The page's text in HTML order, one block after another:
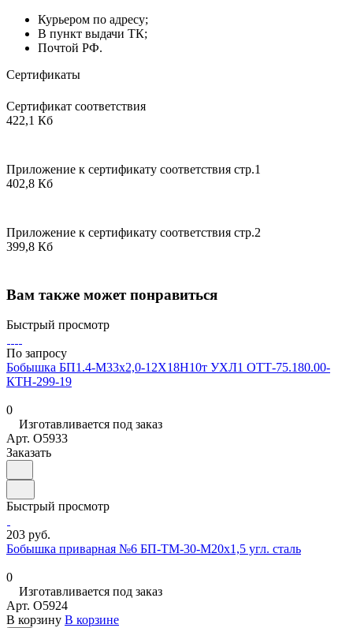
Курьером по адресу;
В пункт выдачи ТК;
Почтой РФ.
Сертификаты
Сертификат соответствия
422,1 Кб
Приложение к сертификату соответствия стр.1
402,8 Кб
Приложение к сертификату соответствия стр.2
399,8 Кб
Вам также может понравиться
Быстрый просмотр
По запросу
Бобышка БП1.4-М33х2,0-12Х18Н10т УХЛ1 ОТТ-75.180.00-
КТН-299-19
0
Изготавливается под заказ
Арт. O5933
Заказать
Быстрый просмотр
203 руб.
Бобышка приварная №6 БП-ТМ-30-M20x1,5 угл. сталь
0
Изготавливается под заказ
Арт. O5924
В корзину В корзине